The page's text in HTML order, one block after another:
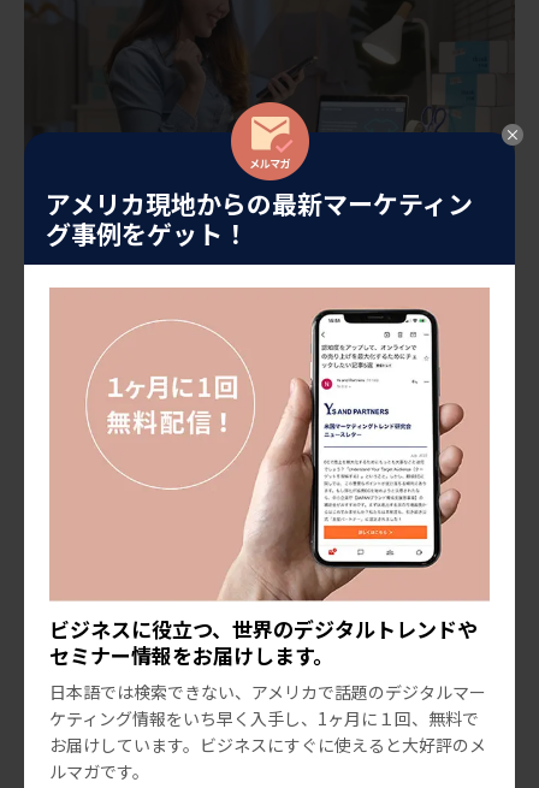
アメリカ現地からの最新マーケティン
グ事例をゲット！
ビジネスに役立つ、世界のデジタルトレンドや
セミナー情報をお届けします。
日本語では検索できない、アメリカで話題のデジタルマー
ケティング情報をいち早く入手し、1ヶ月に１回、無料で
お届けしています。ビジネスにすぐに使えると大好評のメ
ルマガです。
米国マーケティングトレンド研究会
近年、世界的にEC市場は急速に拡大していますが、特にコロナ禍
以降、大きくオンラインへシフトし、EC市場がぐんぐん成長して
います。今回は、アメリカと日本のEC市場の特徴と、サービス面
での違いに焦点を当ててご紹介していきたい […]
2025.09.03